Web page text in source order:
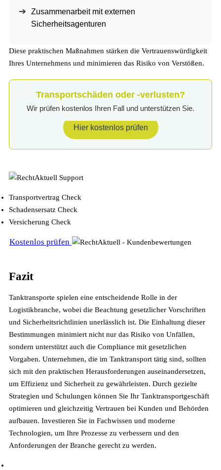
Zusammenarbeit mit externen
Sicherheitsagenturen
Diese praktischen Maßnahmen stärken die Vertrauenswürdigkeit
Ihres Unternehmens und minimieren das Risiko von Verstößen.
Transportschäden oder -verlusten?
Wir prüfen kostenlos Ihren Fall und unterstützen Sie.
Hier kostenlos prüfen
Transportvertrag Check
Schadensersatz Check
Versicherung Check
Kostenlos prüfen
Fazit
Tanktransporte spielen eine entscheidende Rolle in der
Logistikbranche, wobei die Beachtung gesetzlicher Vorschriften
und Sicherheitsrichtlinien unerlässlich ist. Die Einhaltung dieser
Bestimmungen minimiert nicht nur das Risiko von Unfällen,
sondern unterstützt auch die Compliance mit gesetzlichen
Vorgaben. Unternehmen, die im Tanktransport tätig sind, sollten
sich mit den praktischen Herausforderungen auseinandersetzen,
um Effizienz und Sicherheit zu gewährleisten. Durch gezielte
Strategien und Schulungen können Sie Ihr Tanktransportgeschäft
optimieren und gleichzeitig Vertrauen bei Kunden und Behörden
aufbauen. Investieren Sie in Fachwissen und moderne
Technologien, um Ihre Prozesse zu verbessern und den
Anforderungen der Branche gerecht zu werden.